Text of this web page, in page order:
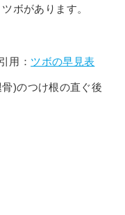
ツボがあります。
ツボの早見表
)のつけ根の直ぐ後